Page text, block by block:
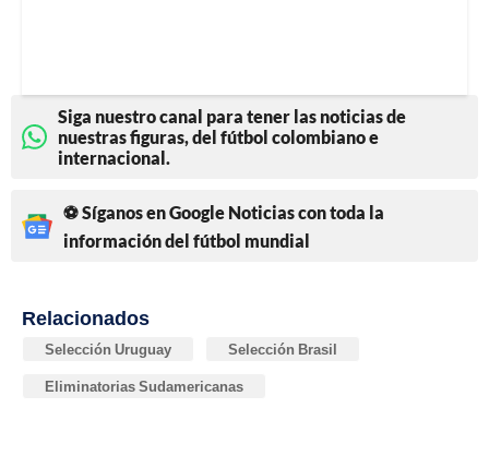
Siga nuestro canal para tener las noticias de
nuestras figuras, del fútbol colombiano e
internacional.
⚽ Síganos en Google Noticias con toda la
información del fútbol mundial
Relacionados
Selección Uruguay Selección Brasil
Eliminatorias Sudamericanas